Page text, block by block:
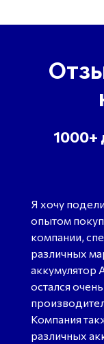
1000+
Я хочу
опытом
компании,
различных
аккумулятор
остался
Компания
различных